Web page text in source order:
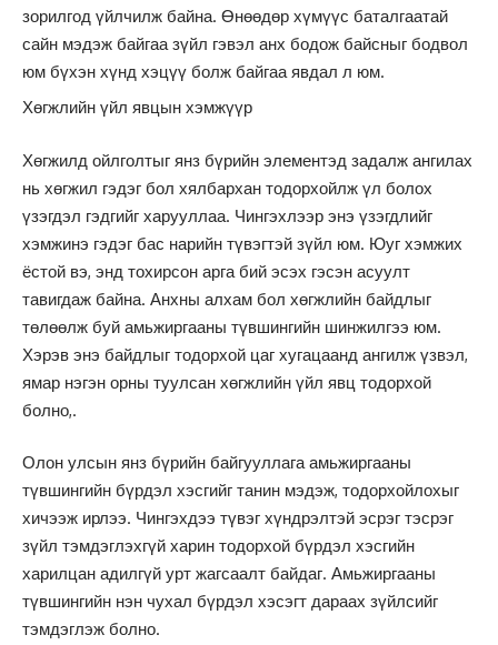
зорилгод үйлчилж байна. Өнөөдөр хүмүүс баталгаатай
сайн мэдэж байгаа зүйл гэвэл анх бодож байсныг бодвол
юм бүхэн хүнд хэцүү болж байгаа явдал л юм.
Хөгжлийн үйл явцын хэмжүүр
Хөгжилд ойлголтыг янз бүрийн элементэд задалж ангилах
нь хөгжил гэдэг бол хялбархан тодорхойлж үл болох
үзэгдэл гэдгийг харууллаа. Чингэхлээр энэ үзэгдлийг
хэмжинэ гэдэг бас нарийн түвэгтэй зүйл юм. Юуг хэмжих
ёстой вэ, энд тохирсон арга бий эсэх гэсэн асуулт
тавигдаж байна. Анхны алхам бол хөгжлийн байдлыг
төлөөлж буй амьжиргааны түвшингийн шинжилгээ юм.
Хэрэв энэ байдлыг тодорхой цаг хугацаанд ангилж үзвэл,
ямар нэгэн орны туулсан хөгжлийн үйл явц тодорхой
болно,.
Олон улсын янз бүрийн байгууллага амьжиргааны
түвшингийн бүрдэл хэсгийг танин мэдэж, тодорхойлохыг
хичээж ирлээ. Чингэхдээ түвэг хүндрэлтэй эсрэг тэсрэг
зүйл тэмдэглэхгүй харин тодорхой бүрдэл хэсгийн
харилцан адилгүй урт жагсаалт байдаг. Амьжиргааны
түвшингийн нэн чухал бүрдэл хэсэгт дараах зүйлсийг
тэмдэглэж болно.